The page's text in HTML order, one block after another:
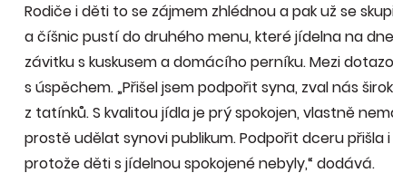
Rodiče i děti to se zájmem zhlédnou a pak už se
a číšnic pustí do druhého menu, které jídelna na
závitku s kuskusem a domácího perníku. Mezi
s úspěchem. „Přišel jsem podpořit syna, zval nás
z tatínků. S kvalitou jídla je prý spokojen, vlastně
prostě udělat synovi publikum. Podpořit dceru přišla
protože děti s jídelnou spokojené nebyly,“ dodává.